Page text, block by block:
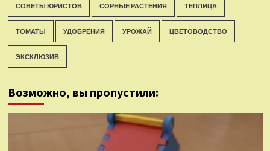
СОВЕТЫ ЮРИСТОВ СОРНЫЕ РАСТЕНИЯ ТЕПЛИЦА
ТОМАТЫ УДОБРЕНИЯ УРОЖАЙ ЦВЕТОВОДСТВО
ЭКСКЛЮЗИВ
Возможно, вы пропустили: